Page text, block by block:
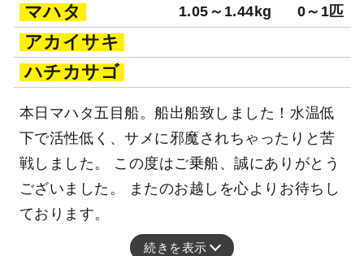
マハタ 1.05～1.44kg 0～1匹
アカイサキ
ハチカサゴ
本日マハタ五目船。船出船致しました！水温低
下で活性低く、サメに邪魔されちゃったりと苦
戦しました。 この度はご乗船、誠にありがとう
ございました。 またのお越しを心よりお待ちし
ております。
続きを表示